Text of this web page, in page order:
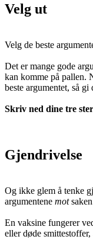
Velg ut
Velg de beste
Det er mange gode
kan komme på pallen.
beste argumentet, så
Skriv ned dine tre
Gjendrivelse
Og ikke glem å tenke
argumentene mot
En vaksine fungerer
eller døde